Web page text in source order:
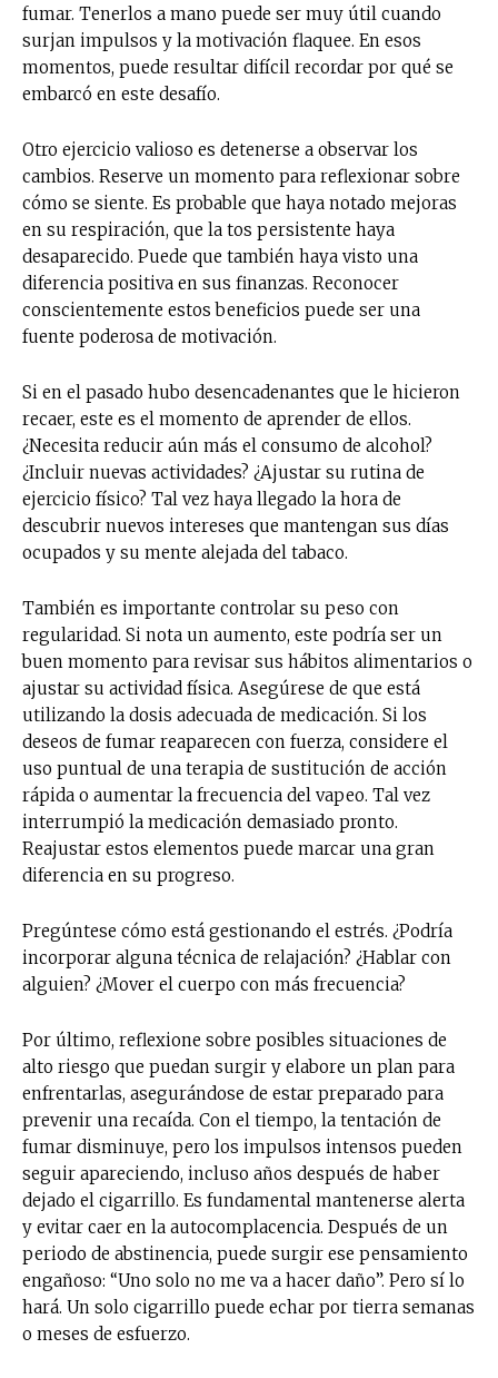
fumar. Tenerlos a mano puede ser muy útil cuando
surjan impulsos y la motivación flaquee. En esos
momentos, puede resultar difícil recordar por qué se
embarcó en este desafío.
Otro ejercicio valioso es detenerse a observar los
cambios. Reserve un momento para reflexionar sobre
cómo se siente. Es probable que haya notado mejoras
en su respiración, que la tos persistente haya
desaparecido. Puede que también haya visto una
diferencia positiva en sus finanzas. Reconocer
conscientemente estos beneficios puede ser una
fuente poderosa de motivación.
Si en el pasado hubo desencadenantes que le hicieron
recaer, este es el momento de aprender de ellos.
¿Necesita reducir aún más el consumo de alcohol?
¿Incluir nuevas actividades? ¿Ajustar su rutina de
ejercicio físico? Tal vez haya llegado la hora de
descubrir nuevos intereses que mantengan sus días
ocupados y su mente alejada del tabaco.
También es importante controlar su peso con
regularidad. Si nota un aumento, este podría ser un
buen momento para revisar sus hábitos alimentarios o
ajustar su actividad física. Asegúrese de que está
utilizando la dosis adecuada de medicación. Si los
deseos de fumar reaparecen con fuerza, considere el
uso puntual de una terapia de sustitución de acción
rápida o aumentar la frecuencia del vapeo. Tal vez
interrumpió la medicación demasiado pronto.
Reajustar estos elementos puede marcar una gran
diferencia en su progreso.
Pregúntese cómo está gestionando el estrés. ¿Podría
incorporar alguna técnica de relajación? ¿Hablar con
alguien? ¿Mover el cuerpo con más frecuencia?
Por último, reflexione sobre posibles situaciones de
alto riesgo que puedan surgir y elabore un plan para
enfrentarlas, asegurándose de estar preparado para
prevenir una recaída. Con el tiempo, la tentación de
fumar disminuye, pero los impulsos intensos pueden
seguir apareciendo, incluso años después de haber
dejado el cigarrillo. Es fundamental mantenerse alerta
y evitar caer en la autocomplacencia. Después de un
periodo de abstinencia, puede surgir ese pensamiento
engañoso: “Uno solo no me va a hacer daño”. Pero sí lo
hará. Un solo cigarrillo puede echar por tierra semanas
o meses de esfuerzo.